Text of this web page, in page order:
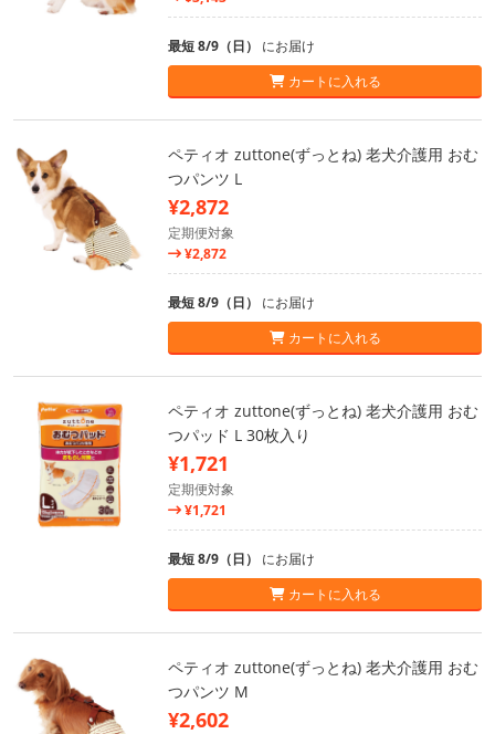
最短 8/9（日） にお届け
カートに入れる
ペティオ zuttone(ずっとね) 老犬介護用 おむ
つパンツ L
¥2,872
定期便対象
¥2,872
最短 8/9（日） にお届け
カートに入れる
ペティオ zuttone(ずっとね) 老犬介護用 おむ
つパッド L 30枚入り
¥1,721
定期便対象
¥1,721
最短 8/9（日） にお届け
カートに入れる
ペティオ zuttone(ずっとね) 老犬介護用 おむ
つパンツ M
¥2,602